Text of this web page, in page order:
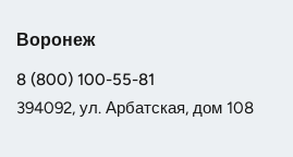
Воронеж
8 (800) 100-55-81
394092, ул. Арбатская, дом 108